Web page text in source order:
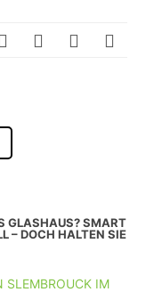
GLASHAUS? SMART
– DOCH HALTEN SIE
SLEMBROUCK IM